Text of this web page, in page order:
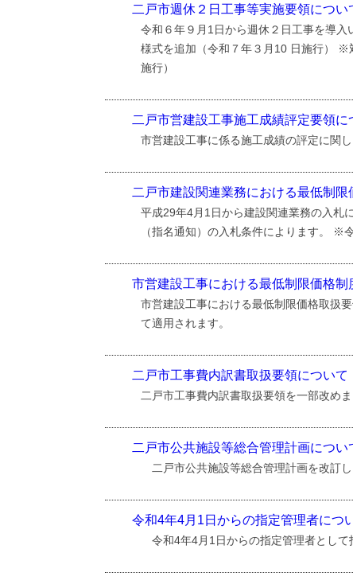
二戸市週休２日工事等実施要領につい
令和６年９月1日から週休２日工事を導
様式を追加（令和７年３月10 日施行）
施行）
二戸市営建設工事施工成績評定要領に
市営建設工事に係る施工成績の評定に関
二戸市建設関連業務における最低制限
平成29年4月1日から建設関連業務の入札
（指名通知）の入札条件によります。 ※
市営建設工事における最低制限価格制
市営建設工事における最低制限価格取扱
て適用されます。
二戸市工事費内訳書取扱要領について
二戸市工事費内訳書取扱要領を一部改め
二戸市公共施設等総合管理計画につい
二戸市公共施設等総合管理計画を改訂し
令和4年4月1日からの指定管理者につ
令和4年4月1日からの指定管理者として